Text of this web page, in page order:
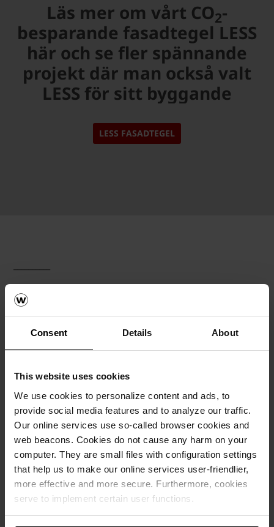
Consent Details About
This website uses cookies
We use cookies to personalize content and ads, to
provide social media features and to analyze our traffic.
Our online services use so-called browser cookies and
web beacons. Cookies do not cause any harm on your
computer. They are small files with configuration settings
that help us to make our online services user-friendlier,
more effective and more secure. Furthermore, cookies
serve to implement certain user functions.
Läs mer om vårt CO2-
besparande fasadtegel LESS
här och se fler spännande
projekt där man också valt
LESS för sitt byggande
LESS FASADTEGEL
Grönt guldprojekt satsar stort på fasadteglet
LESS
Med målet om DGNB Guld är kraven extra höga
på ett nytt bostadsprojekt i danska Brøndby, där
CASA just nu uppför 215 lägenheter på totalt 17
000 kvadratmeter.